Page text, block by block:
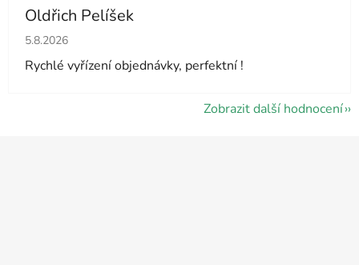
Oldřich Pelíšek
Hodnocení obchodu je 5 z 5 hvězdiček.
5.8.2026
Rychlé vyřízení objednávky, perfektní !
Zobrazit další hodnocení